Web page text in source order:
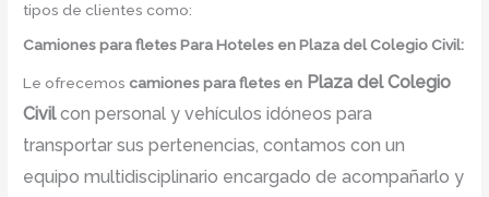
tipos de clientes como:
Camiones para fletesPara Hoteles en Plaza del Colegio Civil:
Le ofrecemos camiones para fletes en Plaza del Colegio
Civilcon personal y vehículos idóneos para
transportar sus pertenencias, contamos con un
equipo multidisciplinario encargado de acompañarlo y